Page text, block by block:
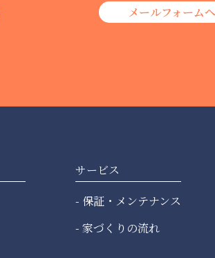
メールフォームへ
サービス
保証・メンテナンス
家づくりの流れ